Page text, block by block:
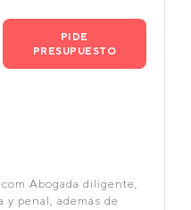
PIDE
PRESUPUESTO
Abogada diligente,
y penal, además de